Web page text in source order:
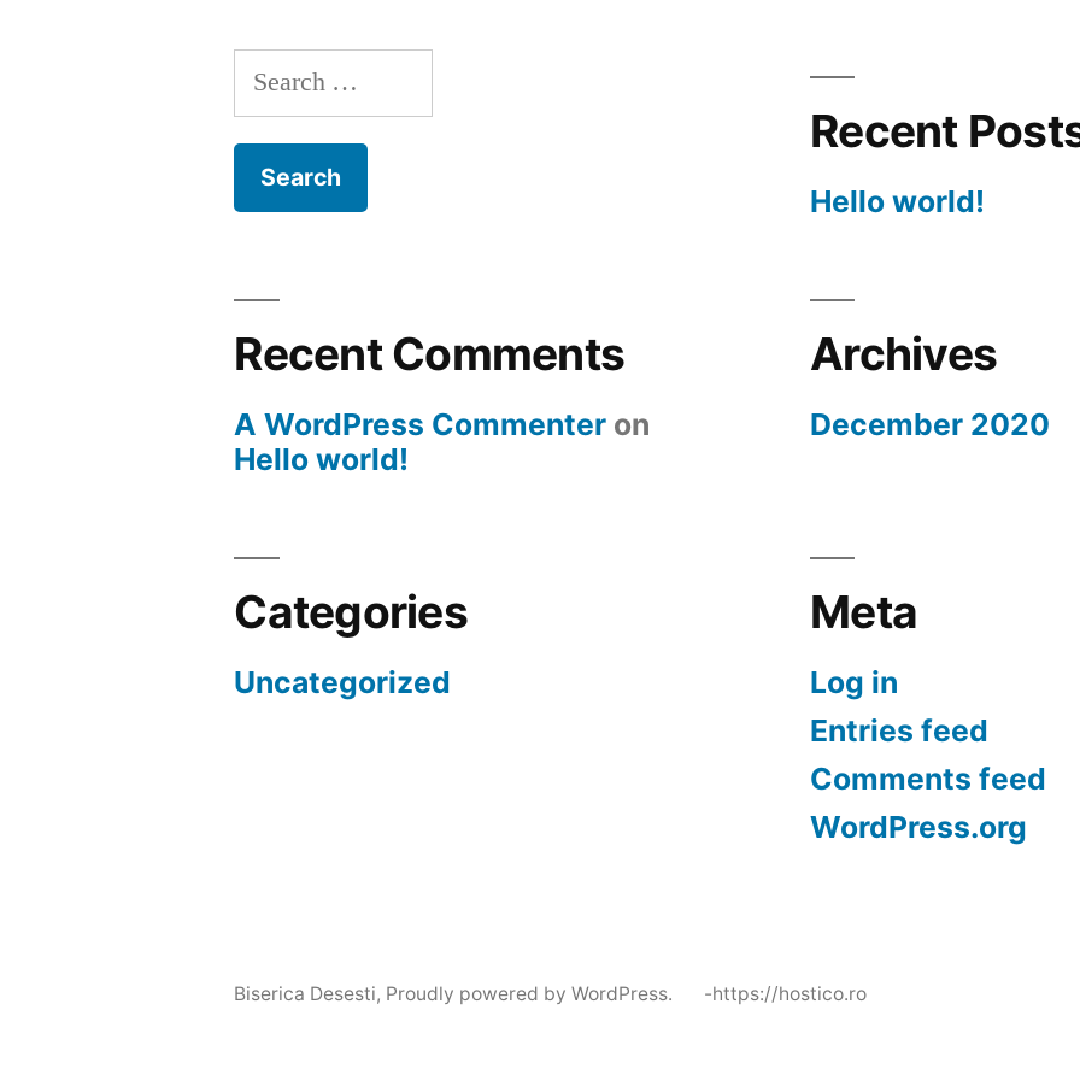
Search
for:
Recent
Hello world!
Recent Comments
A WordPress Commenter on
Hello world!
Archives
December 2020
Categories
Uncategorized
Meta
Log in
Entries feed
Comments feed
WordPress.org
Biserica Desesti, Proudly powered by WordPress. -https://hostico.ro